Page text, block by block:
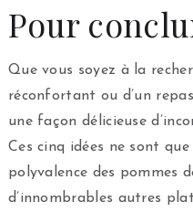
Pour
Que vous soyez à la
réconfortant ou d’un
une façon délicieuse
Ces cinq idées ne sont
polyvalence des pommes
d’innombrables autres